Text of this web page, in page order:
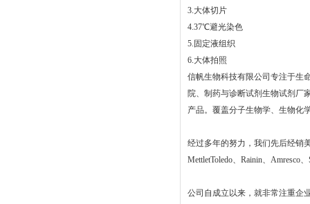
3.大体切片
4.37℃避光染色
5.固定液组织
6.大体拍照
信帆生物科技有限公司专注于生
院、制药与诊断试剂生物试剂厂
产品。覆盖分子生物学、生物化
经过多年的努力，我们先后经销
MettletToledo、Rainin、Amresco
公司自成立以来，就非常注重企